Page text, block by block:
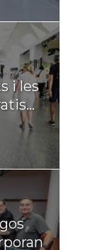
i les